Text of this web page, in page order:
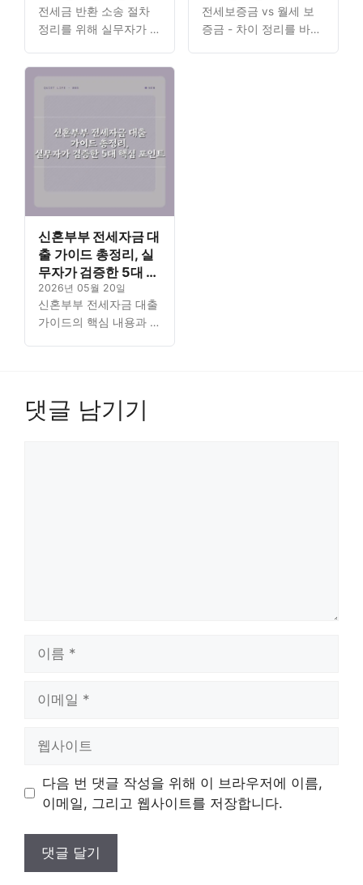
전세금 반환 소송 절차
정리를 위해 실무자가 검
히 안내합니다. 소중한
전세보증금 vs 월세 보
증금 - 차이 정리를 바탕
신혼부부 전세자금 대
출 가이드 총정리, 실
무자가 검증한 5대 핵
심 포인트
2026년 05월 20일
신혼부부 전세자금 대출
가이드의 핵심 내용과 자
분석했으니 대출의 모든
댓글 남기기
트
다음 번 댓글 작성을 위해 이 브라우저에 이름,
이메일, 그리고 웹사이트를 저장합니다.